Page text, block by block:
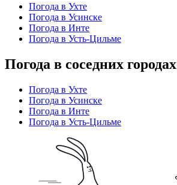
Погода в Ухте
Погода в Усинске
Погода в Инте
Погода в Усть-Цильме
Погода в соседних городах
Погода в Ухте
Погода в Усинске
Погода в Инте
Погода в Усть-Цильме